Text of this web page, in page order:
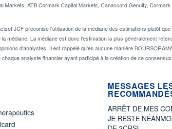
Markets, ATB Cormark Capital Markets, Canaccord Genuity,
JCF préconise l'utilisation de la médiane des estimations plutôt
La médiane est donc l'estimation la plus généralement
d'analystes. Il est rappelé qu'en aucune manière
analyste financier ayant participé à la création de ce
MESSAGES
ARRÊT DE MES
JE RESTE